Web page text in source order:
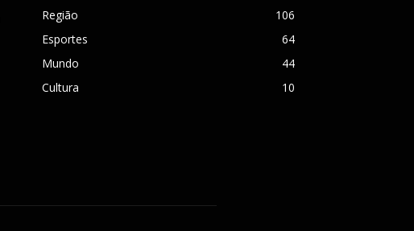
Região
106
Esportes
64
Mundo
44
Cultura
10